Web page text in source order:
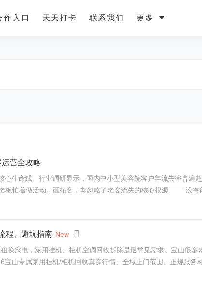
作入口 天天打卡 联系我们 更多
营全攻略
生命线。行业调研显示，国内中小型美容院客户年流失率普遍
忙着做活动、砸拓客，却忽略了老客流失的核心根源 —— 没有
程、避坑指南 New
换家电，家用挂机、柜机空调回收拆除是最常见需求。宝山很
山专属家用挂机/柜机回收真实行情、全域上门范围、正规服务